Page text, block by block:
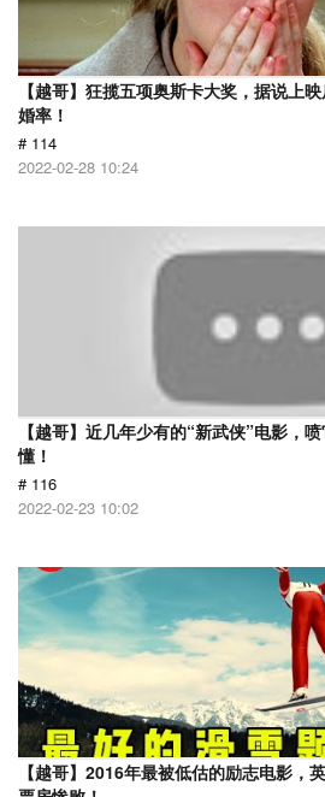
【越哥】狂揽五项奥斯卡大奖，据说上
婚率！
# 114
2022-02-28 10:24
【越哥】近几年少有的“新武侠”电影，
懂！
# 116
2022-02-23 10:02
【越哥】2016年最被低估的励志电影，